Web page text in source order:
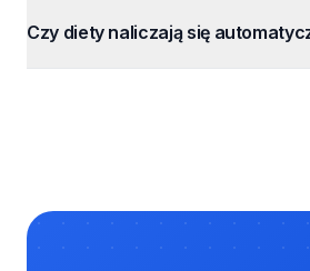
Czy diety naliczają się